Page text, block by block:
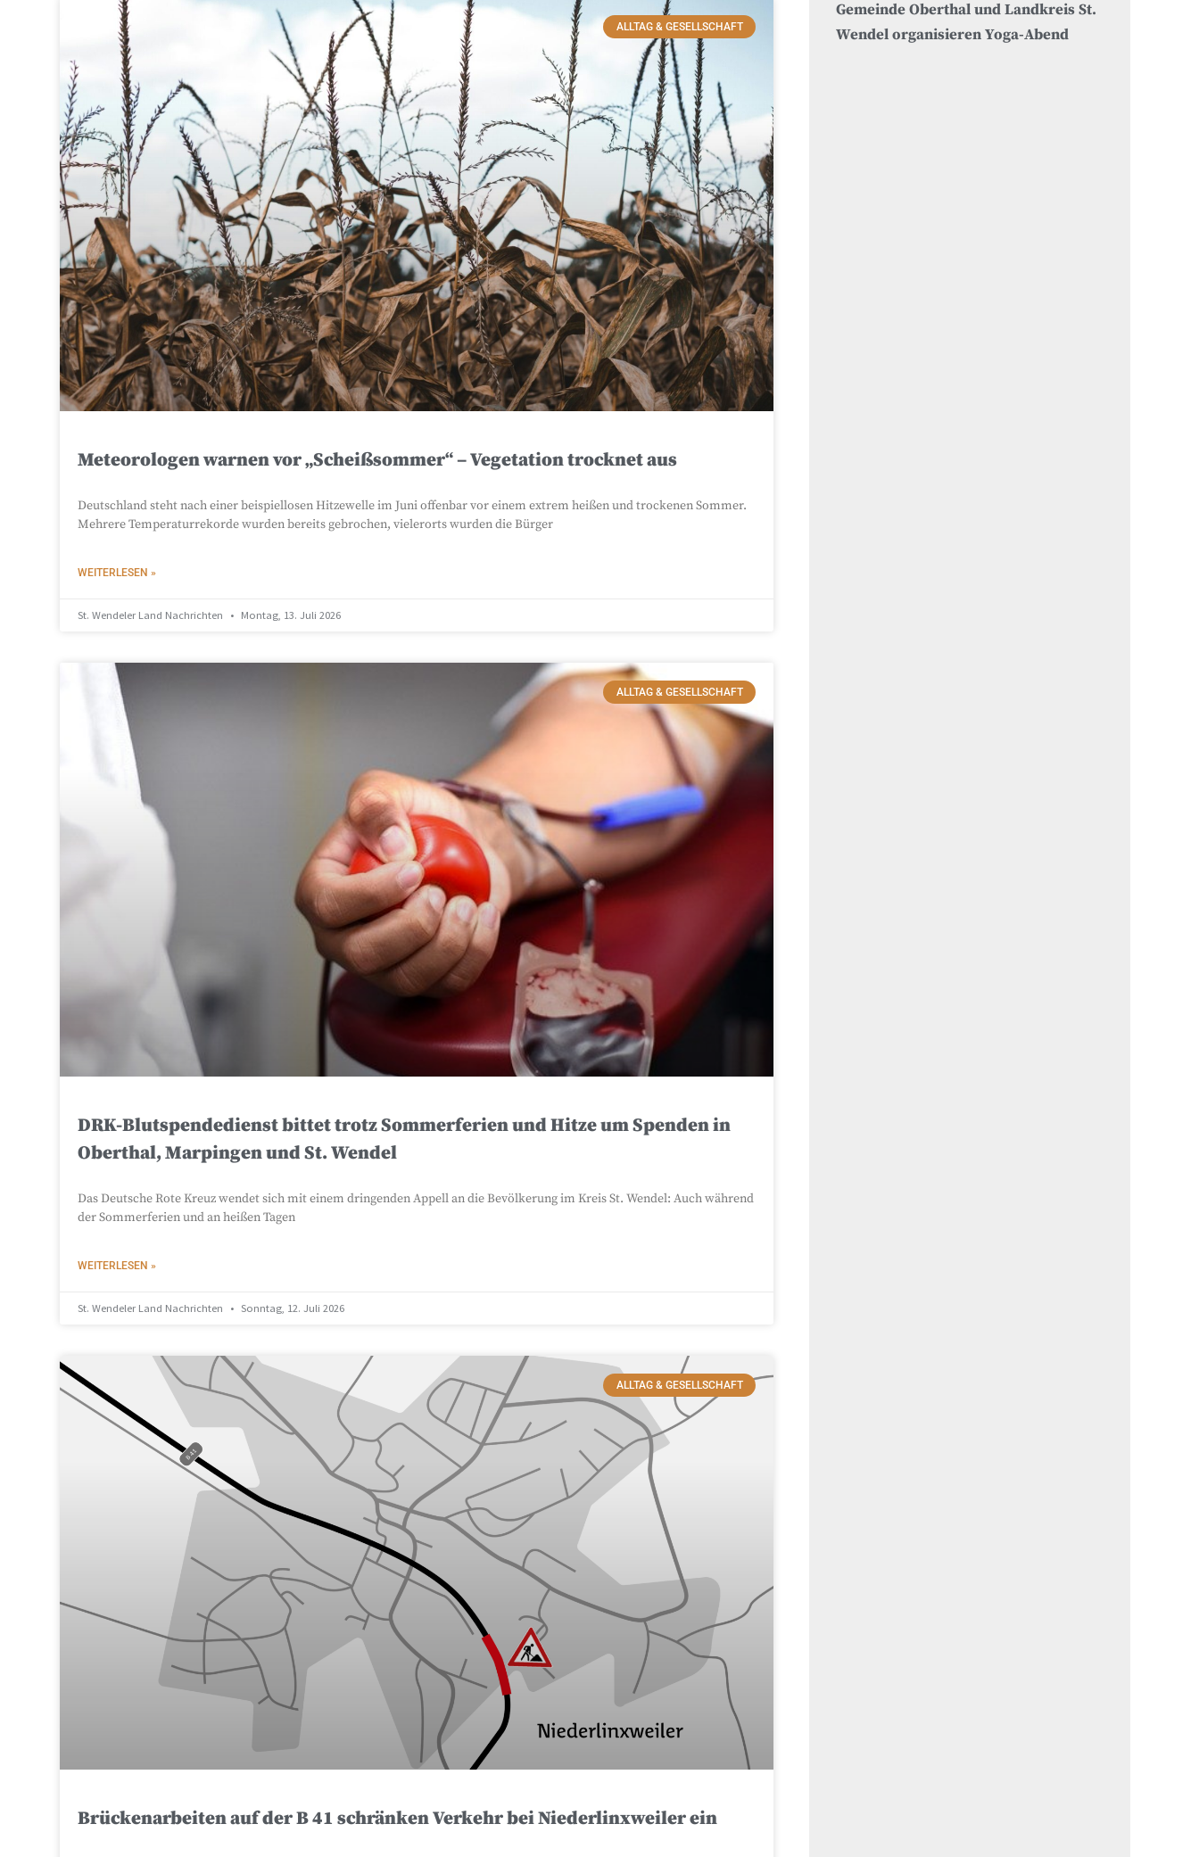
ALLTAG & GESELLSCHAFT
Meteorologen warnen vor „Scheißsommer“ – Vegetation trocknet aus
Deutschland steht nach einer beispiellosen Hitzewelle im Juni offenbar vor einem extrem heißen und trockenen Sommer.
Mehrere Temperaturrekorde wurden bereits gebrochen, vielerorts wurden die Bürger
WEITERLESEN »
St. Wendeler Land Nachrichten Montag, 13. Juli 2026
ALLTAG & GESELLSCHAFT
DRK-Blutspendedienst bittet trotz Sommerferien und Hitze um Spenden in
Oberthal, Marpingen und St. Wendel
Das Deutsche Rote Kreuz wendet sich mit einem dringenden Appell an die Bevölkerung im Kreis St. Wendel: Auch während
der Sommerferien und an heißen Tagen
WEITERLESEN »
St. Wendeler Land Nachrichten Sonntag, 12. Juli 2026
ALLTAG & GESELLSCHAFT
Brückenarbeiten auf der B 41 schränken Verkehr bei Niederlinxweiler ein
Gemeinde Oberthal und Landkreis St.
Wendel organisieren Yoga-Abend